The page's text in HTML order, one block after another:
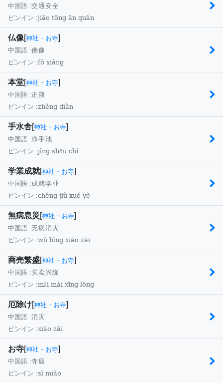
中国語 :交通安全
ピンイン :jiāo tōng ān quán
仏像[神社・お寺]
中国語 :佛像
ピンイン :fó xiàng
本堂[神社・お寺]
中国語 : 正殿
ピンイン :zhèng diàn
手水舎[神社・お寺]
中国語 :净手池
ピンイン :jìng shŏu chí
学業成就[神社・お寺]
中国語 :成就学业
ピンイン :chéng jiù xué yè
無病息災 [神社・お寺]
中国語 :无病消灾
ピンイン :wú bìng xiāo zāi
商売繁盛[神社・お寺]
中国語 :买卖兴隆
ピンイン :măi mài xīng lóng
厄除け[神社・お寺]
中国語 :消灾
ピンイン :xiāo zāi
お寺[神社・お寺]
中国語 :寺庙
ピンイン :sì miào